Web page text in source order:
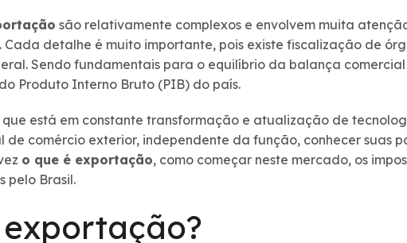
são relativamente complexos e envolvem muita
Cada detalhe é muito importante, pois existe fiscalização de
Sendo fundamentais para o equilíbrio da balança
Produto Interno Bruto (PIB) do país.
que está em constante transformação e atualização de
de comércio exterior, independente da função, conhecer suas
o que é exportação, como começar neste mercado, os
pelo Brasil.